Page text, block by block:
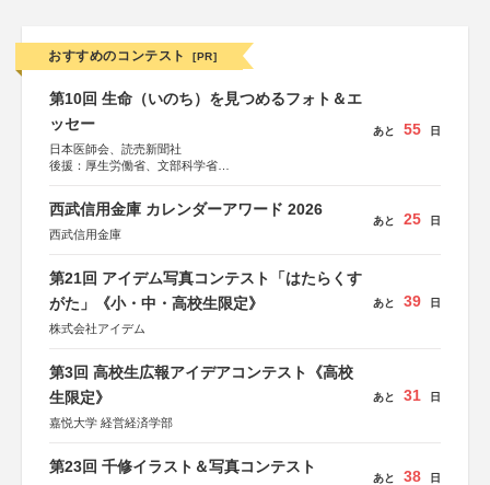
おすすめのコンテスト [PR]
第10回 生命（いのち）を見つめるフォト＆エ
ッセー
日本医師会、読売新聞社
後援：厚生労働省、文部科学省
しん生命保険株式会社
あと 55 日
西武信用金庫 カレンダーアワード 2026
西武信用金庫
あと 25 日
第21回 アイデム写真コンテスト「はたらくす
がた」《小・中・高校生限定》
株式会社アイデム
あと 39 日
第3回 高校生広報アイデアコンテスト《高校
生限定》
嘉悦大学 経営経済学部
あと 31 日
第23回 千修イラスト＆写真コンテスト
あと 38 日